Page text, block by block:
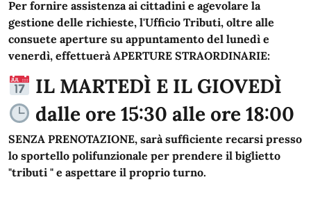
Per fornire assistenza ai cittadini e agevolare la
gestione delle richieste, l'Ufficio Tributi, oltre alle
consuete aperture su appuntamento del lunedì e
venerdì, effettuerà APERTURE STRAORDINARIE:
IL MARTEDÌ E IL GIOVEDÌ
dalle ore 15:30 alle ore 18:00
SENZA PRENOTAZIONE, sarà sufficiente recarsi presso
lo sportello polifunzionale per prendere il biglietto
"tributi " e aspettare il proprio turno.